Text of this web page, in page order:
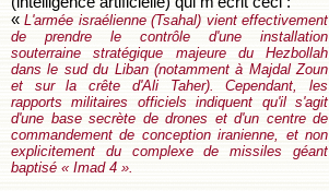
« L'armée israélienne (Tsahal) vient effectivement
de prendre le contrôle d'une installation
souterraine stratégique majeure du Hezbollah
dans le sud du Liban (notamment à Majdal Zoun
et sur la crête d'Ali Taher). Cependant, les
rapports militaires officiels indiquent qu'il s'agit
d'une base secrète de drones et d'un centre de
commandement de conception iranienne, et non
explicitement du complexe de missiles géant
baptisé « Imad 4 ».